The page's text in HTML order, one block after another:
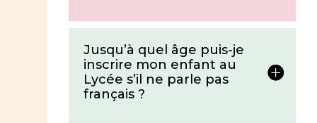
Jusqu’à quel âge puis-je
inscrire mon enfant au
Lycée s’il ne parle pas
français ?